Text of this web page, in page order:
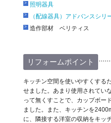
照明器具
（配線器具）アドバンスシリ
造作部材 ベリティス
リフォームポイント
キッチン空間を使いやすくする
せました。あまり使用されてい
って無くすことで、カップボー
ました。また、キッチンを
に、隣接する洋室の収納をキッ